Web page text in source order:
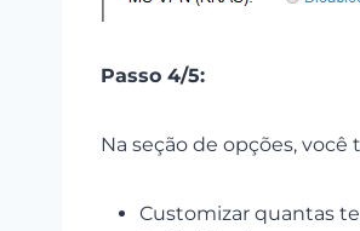
Passo 4/5:
Na seção de opções, você
Customizar quantas